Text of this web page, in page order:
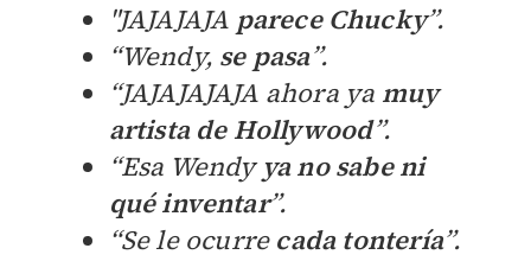
"JAJAJAJA parece Chucky”.
“Wendy, se pasa”.
“JAJAJAJAJA ahora ya muy
artista de Hollywood”.
“Esa Wendyya no sabe ni
qué inventar”.
“Se le ocurre cada tontería”.